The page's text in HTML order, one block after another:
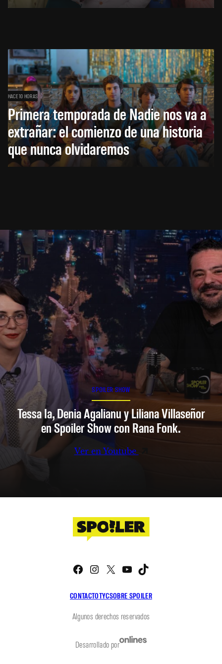
HACE 10 HORAS
Primera temporada de Nadie nos va a
extrañar: el comienzo de una historia
que nunca olvidaremos
SPOILER SHOW
Tessa Ia, Denia Agalianu y Liliana Villaseñor
en Spoiler Show con Rana Fonk.
Ver en Youtube
CONTACTOTYCSOBRE SPOILER
Facebook
Instagram
X YouTube
Algunos derechos reservados
Desarrollado por